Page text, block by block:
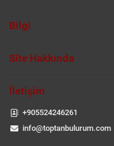
Bilgi
Site Hakkında
İletişim
+905524246261
info@toptanbulurum.com